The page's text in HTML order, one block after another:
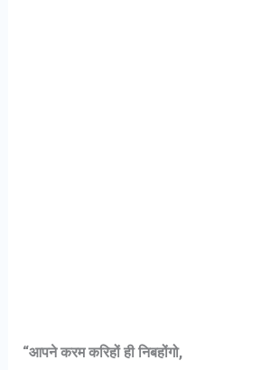
“आपने करम करिहों ही निबहोंगो,